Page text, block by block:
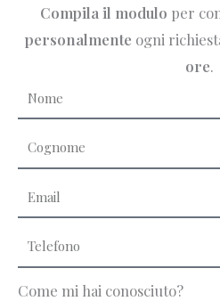
Compila il modulo per
personalmente ogni
ore.
Come mi hai conosciuto?